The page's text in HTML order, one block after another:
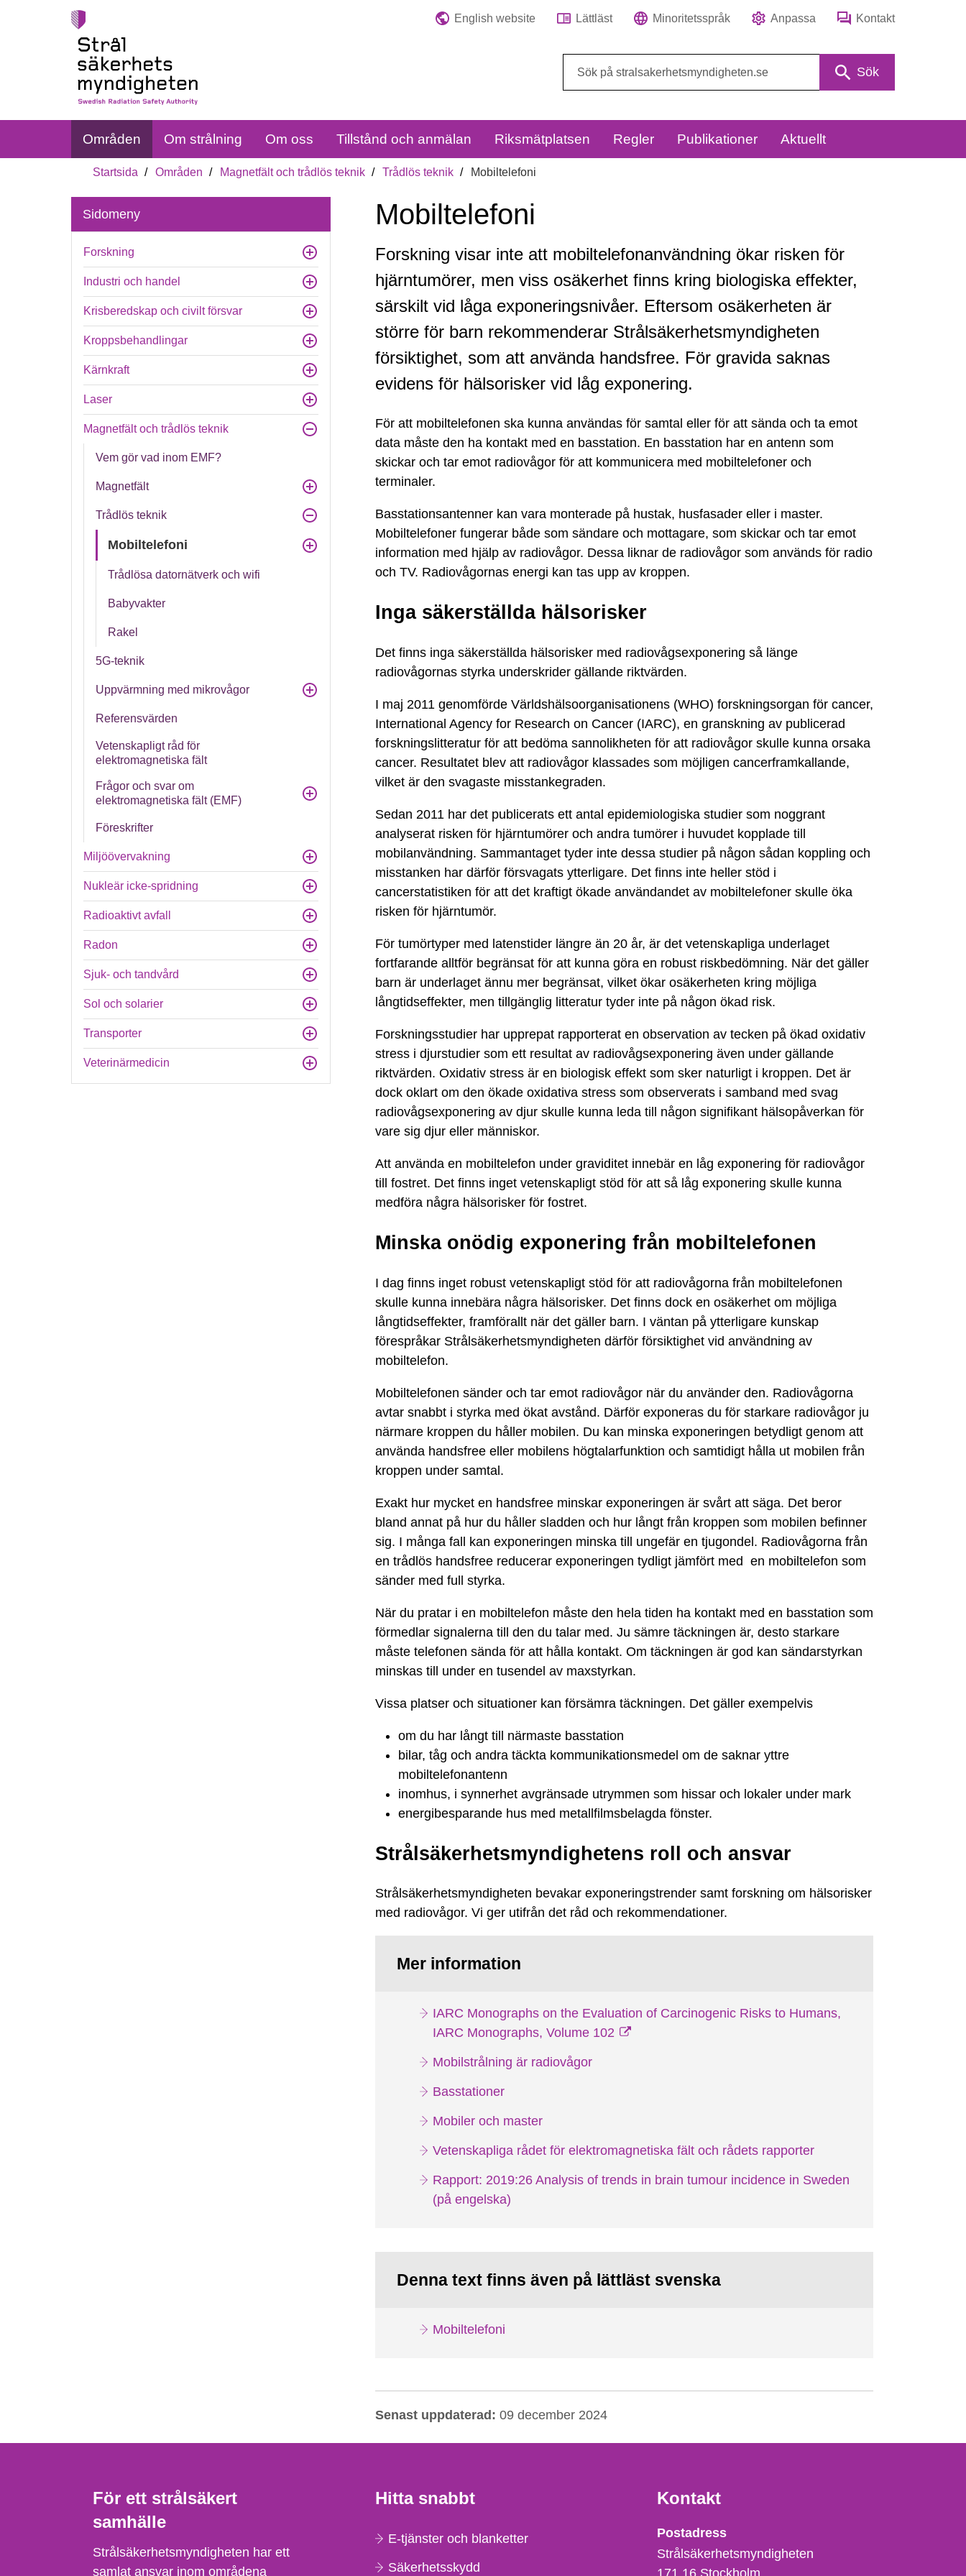
English website Lättläst Minoritetsspråk Anpassa Kontakt
Sök
Områden Om strålning Om oss Tillstånd och anmälan Riksmätplatsen Regler Publikationer Aktuellt
Startsida Områden Magnetfält och trådlös teknik Trådlös teknik Mobiltelefoni
Sidomeny
Forskning
Industri och handel
Krisberedskap och civilt försvar
Kroppsbehandlingar
Kärnkraft
Laser
Magnetfält och trådlös teknik
Vem gör vad inom EMF?
Magnetfält
Trådlös teknik
Mobiltelefoni
Trådlösa datornätverk och wifi
Babyvakter
Rakel
5G-teknik
Uppvärmning med mikrovågor
Referensvärden
Vetenskapligt råd för
elektromagnetiska fält
Frågor och svar om
elektromagnetiska fält (EMF)
Föreskrifter
Miljöövervakning
Nukleär icke-spridning
Radioaktivt avfall
Radon
Sjuk- och tandvård
Sol och solarier
Transporter
Veterinärmedicin
Mobiltelefoni
Mobiltelefoni
Forskning visar inte att mobiltelefonanvändning ökar risken för
hjärntumörer, men viss osäkerhet finns kring biologiska effekter,
särskilt vid låga exponeringsnivåer. Eftersom osäkerheten är
större för barn rekommenderar Strålsäkerhetsmyndigheten
försiktighet, som att använda handsfree. För gravida saknas
evidens för hälsorisker vid låg exponering.
För att mobiltelefonen ska kunna användas för samtal eller för att sända och ta emot
data måste den ha kontakt med en basstation. En basstation har en antenn som
skickar och tar emot radiovågor för att kommunicera med mobiltelefoner och
terminaler.
Basstationsantenner kan vara monterade på hustak, husfasader eller i master.
Mobiltelefoner fungerar både som sändare och mottagare, som skickar och tar emot
information med hjälp av radiovågor. Dessa liknar de radiovågor som används för radio
och TV. Radiovågornas energi kan tas upp av kroppen.
Inga säkerställda hälsorisker
Det finns inga säkerställda hälsorisker med radiovågsexponering så länge
radiovågornas styrka underskrider gällande riktvärden.
I maj 2011 genomförde Världshälsoorganisationens (WHO) forskningsorgan för cancer,
International Agency for Research on Cancer (IARC), en granskning av publicerad
forskningslitteratur för att bedöma sannolikheten för att radiovågor skulle kunna orsaka
cancer. Resultatet blev att radiovågor klassades som möjligen cancerframkallande,
vilket är den svagaste misstankegraden.
Sedan 2011 har det publicerats ett antal epidemiologiska studier som noggrant
analyserat risken för hjärntumörer och andra tumörer i huvudet kopplade till
mobilanvändning. Sammantaget tyder inte dessa studier på någon sådan koppling och
misstanken har därför försvagats ytterligare. Det finns inte heller stöd i
cancerstatistiken för att det kraftigt ökade användandet av mobiltelefoner skulle öka
risken för hjärntumör.
För tumörtyper med latenstider längre än 20 år, är det vetenskapliga underlaget
fortfarande alltför begränsat för att kunna göra en robust riskbedömning. När det gäller
barn är underlaget ännu mer begränsat, vilket ökar osäkerheten kring möjliga
långtidseffekter, men tillgänglig litteratur tyder inte på någon ökad risk.
Forskningsstudier har upprepat rapporterat en observation av tecken på ökad oxidativ
stress i djurstudier som ett resultat av radiovågsexponering även under gällande
riktvärden. Oxidativ stress är en biologisk effekt som sker naturligt i kroppen. Det är
dock oklart om den ökade oxidativa stress som observerats i samband med svag
radiovågsexponering av djur skulle kunna leda till någon signifikant hälsopåverkan för
vare sig djur eller människor.
Att använda en mobiltelefon under graviditet innebär en låg exponering för radiovågor
till fostret. Det finns inget vetenskapligt stöd för att så låg exponering skulle kunna
medföra några hälsorisker för fostret.
Minska onödig exponering från mobiltelefonen
I dag finns inget robust vetenskapligt stöd för att radiovågorna från mobiltelefonen
skulle kunna innebära några hälsorisker. Det finns dock en osäkerhet om möjliga
långtidseffekter, framförallt när det gäller barn. I väntan på ytterligare kunskap
förespråkar Strålsäkerhetsmyndigheten därför försiktighet vid användning av
mobiltelefon.
Mobiltelefonen sänder och tar emot radiovågor när du använder den. Radiovågorna
avtar snabbt i styrka med ökat avstånd. Därför exponeras du för starkare radiovågor ju
närmare kroppen du håller mobilen. Du kan minska exponeringen betydligt genom att
använda handsfree eller mobilens högtalarfunktion och samtidigt hålla ut mobilen från
kroppen under samtal.
Exakt hur mycket en handsfree minskar exponeringen är svårt att säga. Det beror
bland annat på hur du håller sladden och hur långt från kroppen som mobilen befinner
sig. I många fall kan exponeringen minska till ungefär en tjugondel. Radiovågorna från
en trådlös handsfree reducerar exponeringen tydligt jämfört med en mobiltelefon som
sänder med full styrka.
När du pratar i en mobiltelefon måste den hela tiden ha kontakt med en basstation som
förmedlar signalerna till den du talar med. Ju sämre täckningen är, desto starkare
måste telefonen sända för att hålla kontakt. Om täckningen är god kan sändarstyrkan
minskas till under en tusendel av maxstyrkan.
Vissa platser och situationer kan försämra täckningen. Det gäller exempelvis
om du har långt till närmaste basstation
bilar, tåg och andra täckta kommunikationsmedel om de saknar yttre
mobiltelefonantenn
inomhus, i synnerhet avgränsade utrymmen som hissar och lokaler under mark
energibesparande hus med metallfilmsbelagda fönster.
Strålsäkerhetsmyndighetens roll och ansvar
Strålsäkerhetsmyndigheten bevakar exponeringstrender samt forskning om hälsorisker
med radiovågor. Vi ger utifrån det råd och rekommendationer.
Mer information
IARC Monographs on the Evaluation of Carcinogenic Risks to Humans,
IARC Monographs, Volume 102
Mobilstrålning är radiovågor
Basstationer
Mobiler och master
Vetenskapliga rådet för elektromagnetiska fält och rådets rapporter
Rapport: 2019:26 Analysis of trends in brain tumour incidence in Sweden
(på engelska)
Denna text finns även på lättläst svenska
Mobiltelefoni
Senast uppdaterad: 09 december 2024
För ett strålsäkert
samhälle
Strålsäkerhetsmyndigheten har ett
samlat ansvar inom områdena
Hitta snabbt
E-tjänster och blanketter
Säkerhetsskydd
Kontakt
Strålsäkerhetsmyndigheten
Postadress
Strålsäkerhetsmyndigheten